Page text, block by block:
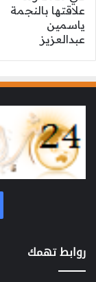
روابط تهمك